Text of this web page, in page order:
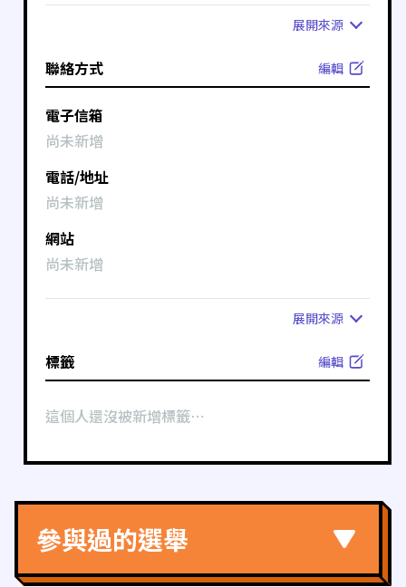
展開來源
聯絡方式 編輯
電子信箱
尚未新增
電話/地址
尚未新增
網站
尚未新增
展開來源
標籤 編輯
這個人還沒被新增標籤⋯
參與過的選舉